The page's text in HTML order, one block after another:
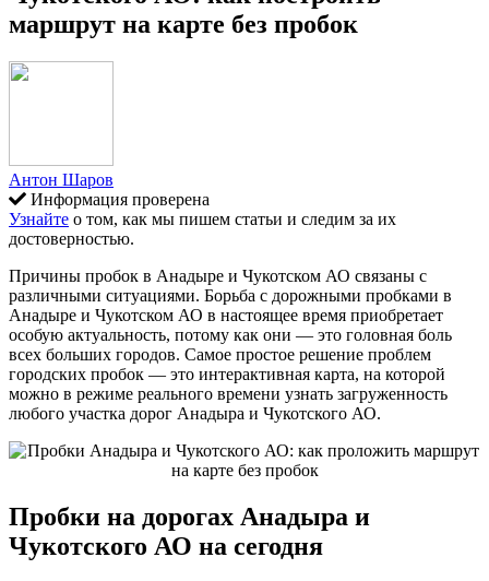
маршрут на карте без пробок
Антон Шаров
Информация проверена
Узнайте о том, как мы пишем статьи и следим за их
достоверностью.
Причины пробок в Анадыре и Чукотском АО связаны с
различными ситуациями. Борьба с дорожными пробками в
Анадыре и Чукотском АО в настоящее время приобретает
особую актуальность, потому как они — это головная боль
всех больших городов. Самое простое решение проблем
городских пробок — это интерактивная карта, на которой
можно в режиме реального времени узнать загруженность
любого участка дорог Анадыра и Чукотского АО.
Пробки на дорогах Анадыра и
Чукотского АО на сегодня